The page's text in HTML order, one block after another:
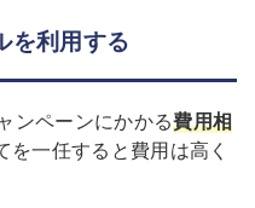
を利用する
ンペーンにかかる費用相
を一任すると費用は高く